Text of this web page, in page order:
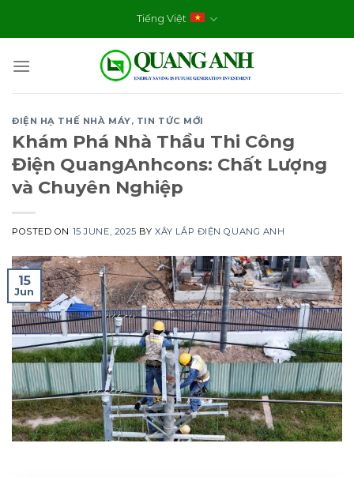
Tiếng Việt
ĐIỆN HẠ THẾ NHÀ MÁY, TIN TỨC MỚI
Khám Phá Nhà Thầu Thi Công
Điện QuangAnhcons: Chất Lượng
và Chuyên Nghiệp
POSTED ON 15 JUNE, 2025 BYXÂY LẮP ĐIỆN QUANG ANH
15
Jun